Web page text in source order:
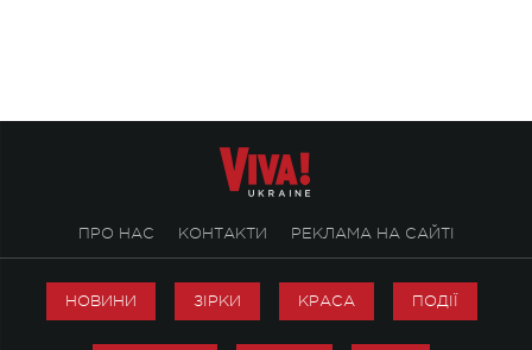
ПРО НАС КОНТАКТИ РЕКЛАМА НА САЙТІ
НОВИНИ ЗІРКИ КРАСА ПОДІЇ